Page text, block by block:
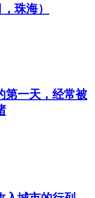
珠海）
第一天，经常被